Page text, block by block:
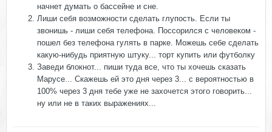
начнет думать о бассейне и сне.
Лиши себя возможности сделать глупость. Если ты
звонишь - лиши себя телефона. Поссорился с человеком -
пошел без телефона гулять в парке. Можешь себе сделать
какую-нибудь приятную штуку... торт купить или футболку
Заведи блокнот... пиши туда все, что ты хочешь сказать
Марусе... Скажешь ей это дня через 3... с вероятностью в
100% через 3 дня тебе уже не захочется этого говорить...
ну или не в таких выражениях...